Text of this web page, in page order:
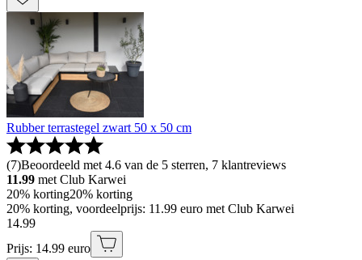
Rubber terrastegel zwart 50 x 50 cm
(7)Beoordeeld met 4.6 van de 5 sterren, 7 klantreviews
11.99 met Club Karwei
20% korting20% korting
20% korting, voordeelprijs: 11.99 euro met Club Karwei
14.99
Prijs: 14.99 euro